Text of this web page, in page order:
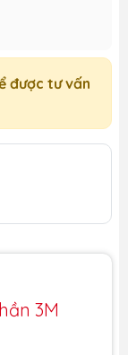
được tư vấn
3M